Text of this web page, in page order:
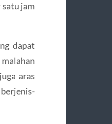
jam
dapat
aras